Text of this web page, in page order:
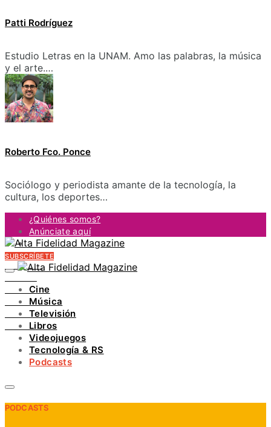
Patti Rodríguez
Estudio Letras en la UNAM. Amo las palabras, la música
y el arte.…
Roberto Fco. Ponce
Sociólogo y periodista amante de la tecnología, la
cultura, los deportes…
¿Quiénes somos?
Anúnciate aquí
Contacto
FACEBOOK
INSTAGRAM
PINTEREST
YOUTUBE
LINKEDIN
SUBSCRÍBETE
Cine
Música
Televisión
Libros
Videojuegos
Tecnología & RS
Podcasts
PODCASTS